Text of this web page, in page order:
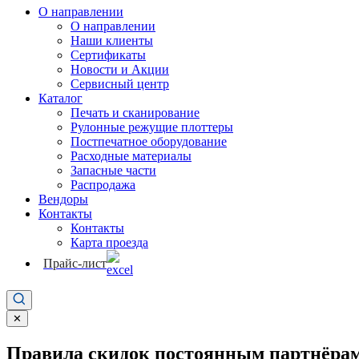
О направлении
О направлении
Наши клиенты
Сертификаты
Новости и Акции
Сервисный центр
Каталог
Печать и сканирование
Рулонные режущие плоттеры
Постпечатное оборудование
Расходные материалы
Запасные части
Распродажа
Вендоры
Контакты
Контакты
Карта проезда
Прайс-лист
✕
Правила скидок постоянным